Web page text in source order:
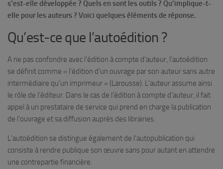
s’est-elle développée ? Quels en sont les outils ? Qu’implique-t-
elle pour les auteurs ? Voici quelques éléments de réponse.
Qu’est-ce que l’autoédition ?
A ne pas confondre avec l’édition à compte d’auteur, l’autoédition
se définit comme « l’édition d’un ouvrage par son auteur sans autre
intermédiaire qu’un imprimeur » (Larousse). L’auteur assume ainsi
le rôle de l’éditeur. Dans le cas de l’édition à compte d’auteur, il fait
appel à un prestataire de service qui prend en charge la publication
de l’ouvrage et sa diffusion auprès des librairies.
L’autoédition se distingue également de l’autopublication qui
consiste à rendre publique son œuvre sans pour autant en attendre
une contrepartie financière.